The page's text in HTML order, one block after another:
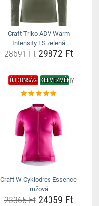
Craft Triko ADV Warm
Intensity LS zelená
28691 Ft29872 Ft
ÚJDONSÁG KEDVEZMÉNY
Craft W Cyklodres Essence
růžová
23365 Ft24059 Ft